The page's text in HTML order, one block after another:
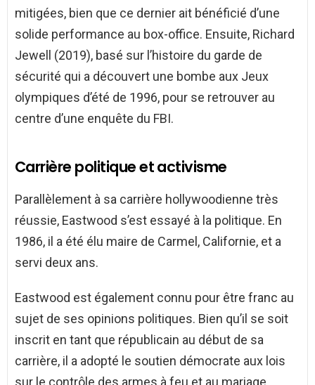
mitigées, bien que ce dernier ait bénéficié d’une
solide performance au box-office. Ensuite, Richard
Jewell (2019), basé sur l’histoire du garde de
sécurité qui a découvert une bombe aux Jeux
olympiques d’été de 1996, pour se retrouver au
centre d’une enquête du FBI.
Carrière politique et activisme
Parallèlement à sa carrière hollywoodienne très
réussie, Eastwood s’est essayé à la politique. En
1986, il a été élu maire de Carmel, Californie, et a
servi deux ans.
Eastwood est également connu pour être franc au
sujet de ses opinions politiques. Bien qu’il se soit
inscrit en tant que républicain au début de sa
carrière, il a adopté le soutien démocrate aux lois
sur le contrôle des armes à feu et au mariage